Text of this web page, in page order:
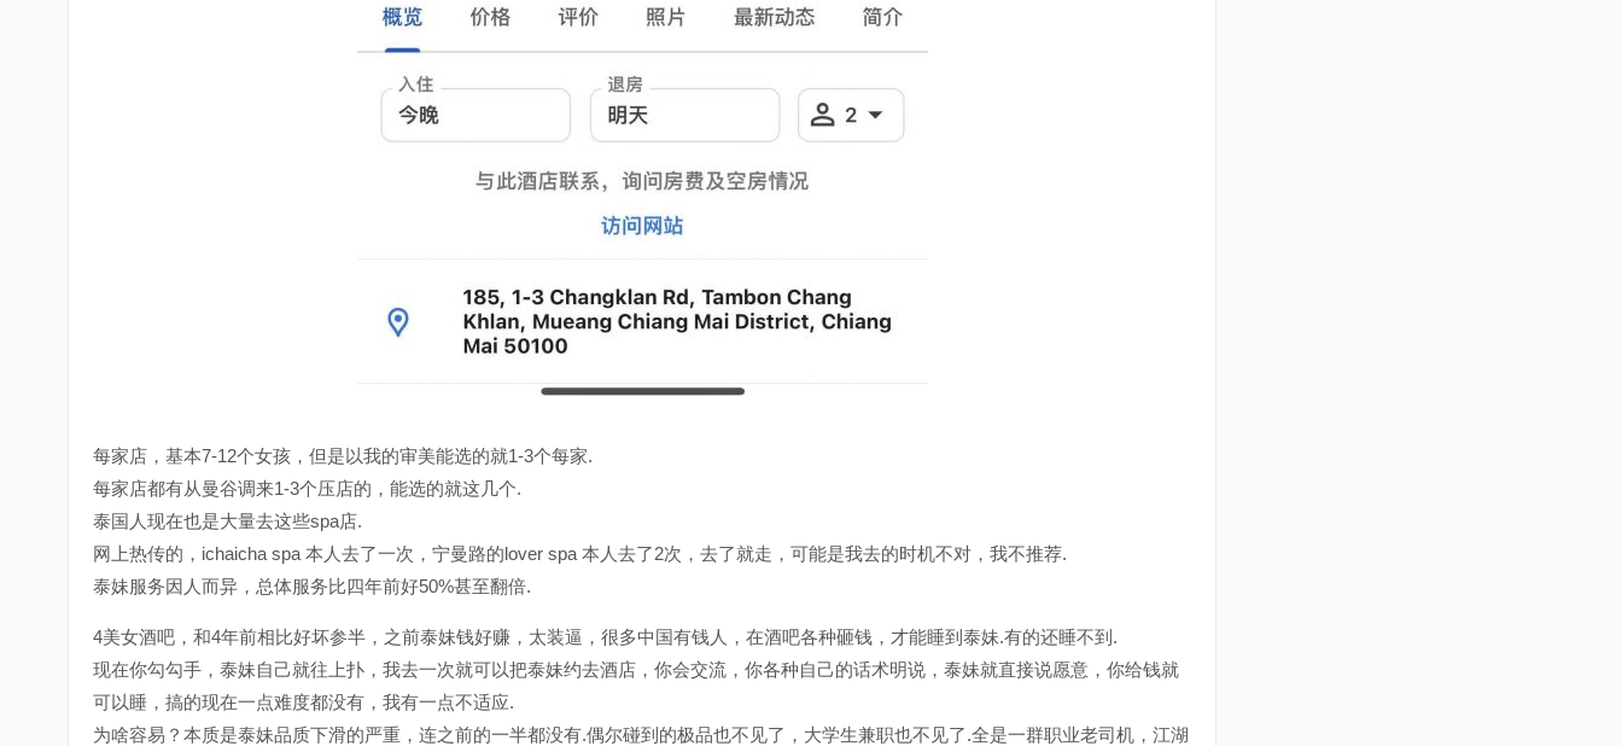
每家店，基本7-12个女孩，但是以我的审美能选的就1-3个每家.
每家店都有从曼谷调来1-3个压店的，能选的就这几个.
泰国人现在也是大量去这些spa店.
网上热传的，ichaicha spa 本人去了一次，宁曼路的lover spa 本人去了2次，去了就走，可能是我去的时机不对，我不推荐.
泰妹服务因人而异，总体服务比四年前好50%甚至翻倍.
4美女酒吧，和4年前相比好坏参半，之前泰妹钱好赚，太装逼，很多中国有钱人，在酒吧各种砸钱，才能睡到泰妹.有的还睡不到.
现在你勾勾手，泰妹自己就往上扑，我去一次就可以把泰妹约去酒店，你会交流，你各种自己的话术明说，泰妹就直接说愿意，你给钱就
可以睡，搞的现在一点难度都没有，我有一点不适应.
为啥容易？本质是泰妹品质下滑的严重，连之前的一半都没有.偶尔碰到的极品也不见了，大学生兼职也不见了.全是一群职业老司机，江湖